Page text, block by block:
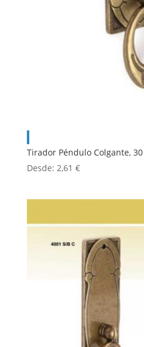
Tirador Péndulo Colgante,
Desde: 2,61 €